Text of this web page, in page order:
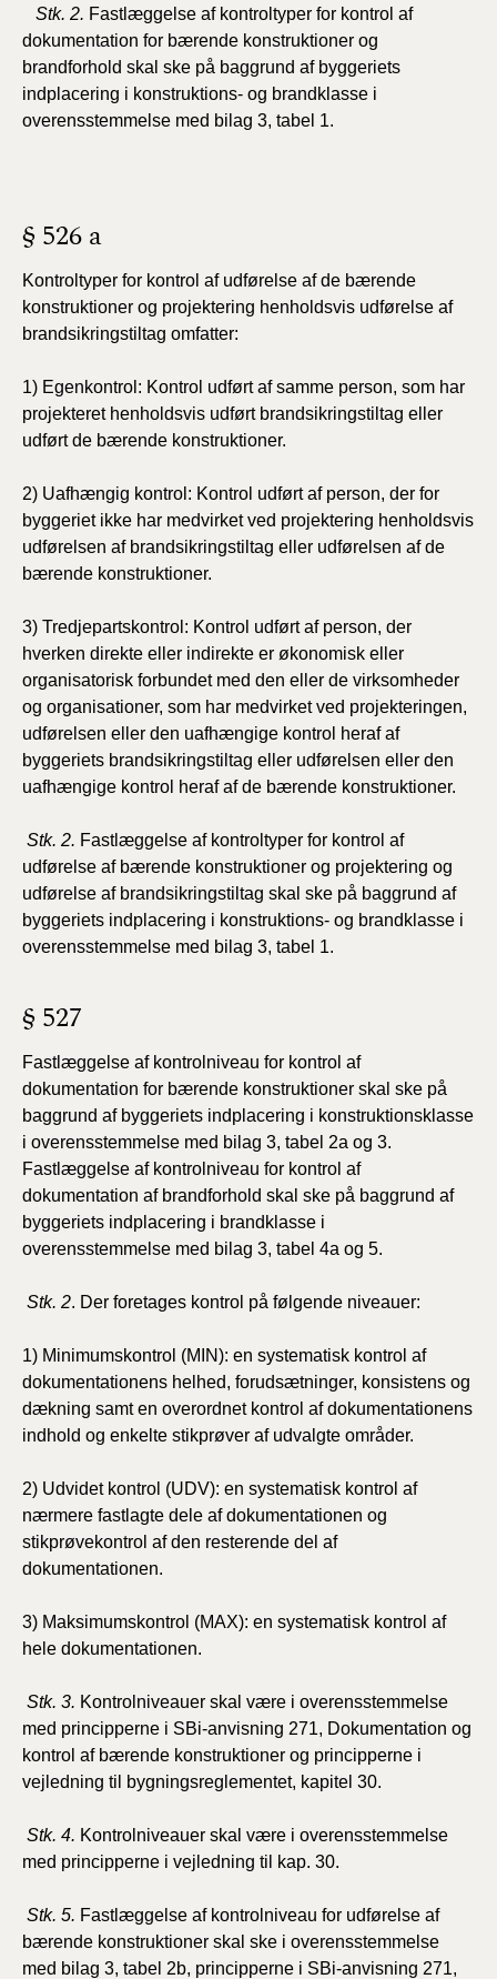
Stk. 2. Fastlæggelse af kontroltyper for kontrol af
dokumentation for bærende konstruktioner og
brandforhold skal ske på baggrund af byggeriets
indplacering i konstruktions- og brandklasse i
overensstemmelse med bilag 3, tabel 1.
§ 526 a
Kontroltyper for kontrol af udførelse af de bærende
konstruktioner og projektering henholdsvis udførelse af
brandsikringstiltag omfatter:
1) Egenkontrol: Kontrol udført af samme person, som har
projekteret henholdsvis udført brandsikringstiltag eller
udført de bærende konstruktioner.
2) Uafhængig kontrol: Kontrol udført af person, der for
byggeriet ikke har medvirket ved projektering henholdsvis
udførelsen af brandsikringstiltag eller udførelsen af de
bærende konstruktioner.
3) Tredjepartskontrol: Kontrol udført af person, der
hverken direkte eller indirekte er økonomisk eller
organisatorisk forbundet med den eller de virksomheder
og organisationer, som har medvirket ved projekteringen,
udførelsen eller den uafhængige kontrol heraf af
byggeriets brandsikringstiltag eller udførelsen eller den
uafhængige kontrol heraf af de bærende konstruktioner.
Stk. 2. Fastlæggelse af kontroltyper for kontrol af
udførelse af bærende konstruktioner og projektering og
udførelse af brandsikringstiltag skal ske på baggrund af
byggeriets indplacering i konstruktions- og brandklasse i
overensstemmelse med bilag 3, tabel 1.
§ 527
Fastlæggelse af kontrolniveau for kontrol af
dokumentation for bærende konstruktioner skal ske på
baggrund af byggeriets indplacering i konstruktionsklasse
i overensstemmelse med bilag 3, tabel 2a og 3.
Fastlæggelse af kontrolniveau for kontrol af
dokumentation af brandforhold skal ske på baggrund af
byggeriets indplacering i brandklasse i
overensstemmelse med bilag 3, tabel 4a og 5.
Stk. 2. Der foretages kontrol på følgende niveauer:
1) Minimumskontrol (MIN): en systematisk kontrol af
dokumentationens helhed, forudsætninger, konsistens og
dækning samt en overordnet kontrol af dokumentationens
indhold og enkelte stikprøver af udvalgte områder.
2) Udvidet kontrol (UDV): en systematisk kontrol af
nærmere fastlagte dele af dokumentationen og
stikprøvekontrol af den resterende del af
dokumentationen.
3) Maksimumskontrol (MAX): en systematisk kontrol af
hele dokumentationen.
Stk. 3. Kontrolniveauer skal være i overensstemmelse
med principperne i SBi-anvisning 271, Dokumentation og
kontrol af bærende konstruktioner og principperne i
vejledning til bygningsreglementet, kapitel 30.
Stk. 4. Kontrolniveauer skal være i overensstemmelse
med principperne i vejledning til kap. 30.
Stk. 5. Fastlæggelse af kontrolniveau for udførelse af
bærende konstruktioner skal ske i overensstemmelse
med bilag 3, tabel 2b, principperne i SBi-anvisning 271,